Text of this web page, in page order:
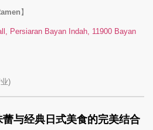
】
Persiaran Bayan Indah, 11900 Bayan
)
与经典日式美食的完美结合